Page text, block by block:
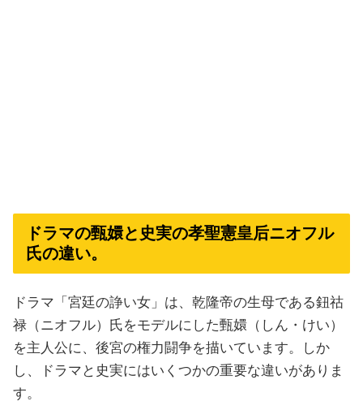
ドラマの甄嬛と史実の孝聖憲皇后ニオフル
氏の違い。
ドラマ「宮廷の諍い女」は、乾隆帝の生母である鈕祜
禄（ニオフル）氏をモデルにした甄嬛（しん・けい）
を主人公に、後宮の権力闘争を描いています。しか
し、ドラマと史実にはいくつかの重要な違いがありま
す。